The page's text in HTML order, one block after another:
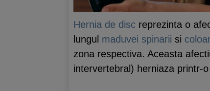
Hernia de disc reprezinta o
lungul maduvei spinarii si
zona respectiva. Aceasta
intervertebral) herniaza printr-